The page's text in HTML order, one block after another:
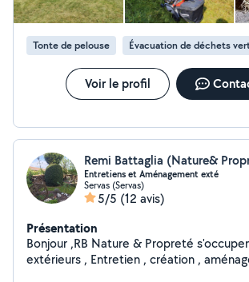
Tonte de pelouse Évacuation de déchets
Voir le profil
Remi Battaglia (Nature&
Entretiens et Aménagement exté
Servas (Servas)
5/5 (12 avis)
Présentation
Bonjour ,RB Nature & Propreté
extérieurs , Entretien , création ,